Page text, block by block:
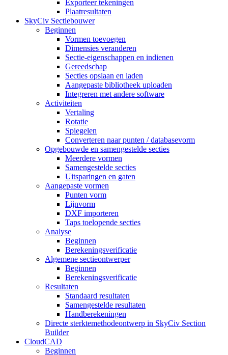
Exporteer tekeningen
Plaatresultaten
SkyCiv Sectiebouwer
Beginnen
Vormen toevoegen
Dimensies veranderen
Sectie-eigenschappen en indienen
Gereedschap
Secties opslaan en laden
Aangepaste bibliotheek uploaden
Integreren met andere software
Activiteiten
Vertaling
Rotatie
Spiegelen
Converteren naar punten / databasevorm
Opgebouwde en samengestelde secties
Meerdere vormen
Samengestelde secties
Uitsparingen en gaten
Aangepaste vormen
Punten vorm
Lijnvorm
DXF importeren
Taps toelopende secties
Analyse
Beginnen
Berekeningsverificatie
Algemene sectieontwerper
Beginnen
Berekeningsverificatie
Resultaten
Standaard resultaten
Samengestelde resultaten
Handberekeningen
Directe sterktemethodeontwerp in SkyCiv Section
Builder
CloudCAD
Beginnen